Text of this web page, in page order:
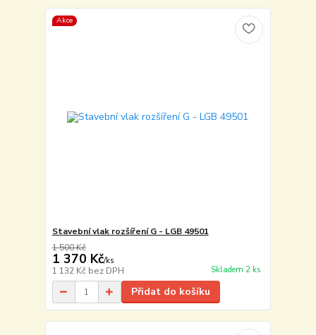
Akce
Stavební vlak rozšíření G - LGB 49501
1 500 Kč
1 370 Kč/ks
1 132 Kč bez DPH Skladem 2 ks
Přidat do košíku